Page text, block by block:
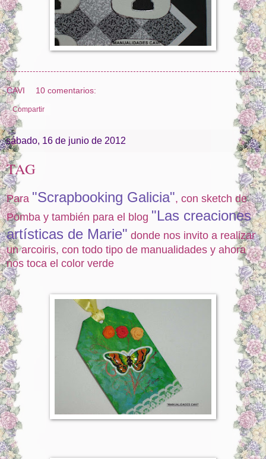
CAVI 10 comentarios:
Compartir
sábado, 16 de junio de 2012
TAG
Para "Scrapbooking Galicia", con sketch de
Pomba y también para el blog "Las creaciones
artísticas de Marie" donde nos invito a realizar
un arcoiris, con todo tipo de manualidades y ahora
nos toca el color verde